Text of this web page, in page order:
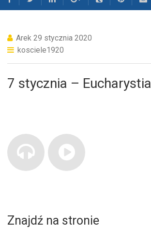
Arek 29 stycznia 2020
kosciele1920
7 stycznia – Eucharystia
Znajdź na stronie